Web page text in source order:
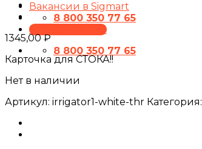
Вакансии в Sigmart
8 800 350 77 65
ПРЕЗЕНТАЦИЯ
8 800 350 77 65
1345,00₽
Карточка для СТОКА!!
Нет в наличии
Артикул: irrigator1-white-thr Категория: